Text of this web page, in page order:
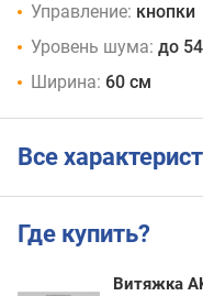
Управление: кнопки
Уровень шума: до
Ширина: 60 см
Все
Где купить?
Витяжка